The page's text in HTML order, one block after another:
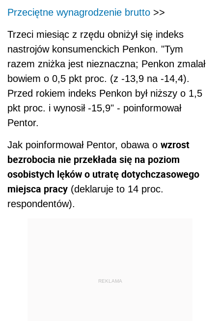
Przeciętne wynagrodzenie brutto >>
Trzeci miesiąc z rzędu obniżył się indeks
nastrojów konsumenckich Penkon. "Tym
razem zniżka jest nieznaczna; Penkon zmalał
bowiem o 0,5 pkt proc. (z -13,9 na -14,4).
Przed rokiem indeks Penkon był niższy o 1,5
pkt proc. i wynosił -15,9" - poinformował
Pentor.
Jak poinformował Pentor, obawa o wzrost
bezrobocia nie przekłada się na poziom
osobistych lęków o utratę dotychczasowego
miejsca pracy (deklaruje to 14 proc.
respondentów).
REKLAMA